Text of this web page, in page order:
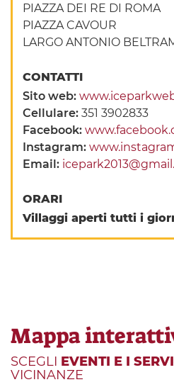
PIAZZA DEI RE DI ROMA
PIAZZA CAVOUR
LARGO ANTONIO
CONTATTI
Sito web:
Cellulare:351 3902833
Facebook:
Instagram:
Email:
ORARI
Villaggi aperti tutti i
Mappa
SCEGLI EVENTI E I
VICINANZE